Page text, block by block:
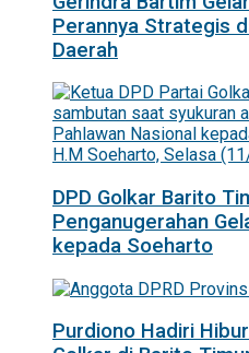
Perannya Strategis
Daerah
DPD Golkar Barito
Penganugerahan
kepada Soeharto
Purdiono Hadiri